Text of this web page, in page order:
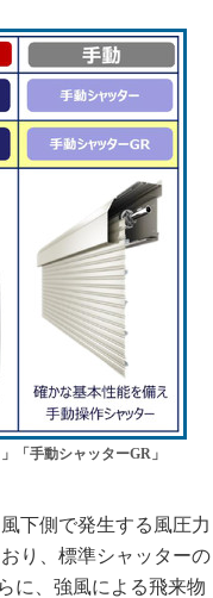
「手動シャッターGR」
下側で発生する風圧力
り、標準シャッターの
に、強風による飛来物